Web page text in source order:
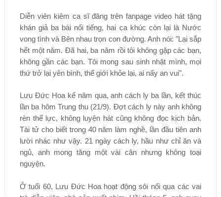
Diễn viên kiêm ca sĩ đăng trên fanpage video hát tặng
khán giả ba bài nổi tiếng, hai ca khúc còn lại là Nước
vong tình và Bên nhau trọn con đường. Anh nói: "Lại sắp
hết một năm. Đã hai, ba năm rồi tôi không gặp các bạn,
không gần các bạn. Tôi mong sau sinh nhật mình, mọi
thứ trở lại yên bình, thế giới khỏe lại, ai nấy an vui".
Lưu Đức Hoa kể năm qua, anh cách ly ba lần, kết thúc
lần ba hôm Trung thu (21/9). Đợt cách ly này anh không
rèn thể lực, không luyện hát cũng không đọc kịch bản.
Tài tử cho biết trong 40 năm làm nghề, lần đầu tiên anh
lười nhác như vậy. 21 ngày cách ly, hầu như chỉ ăn và
ngủ, anh mong tăng một vài cân nhưng không toại
nguyện.
Ở tuổi 60, Lưu Đức Hoa hoạt động sôi nổi qua các vai